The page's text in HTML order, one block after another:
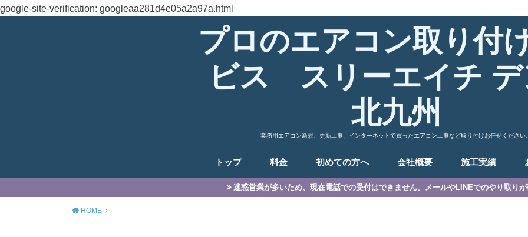
google-site-verification: googleaa281d4e05a2a97a.html
プロのエアコン取り付
ビス スリーエイチ デ
北九州
業務用エアコン新規、更新工事、インターネットで買ったエアコン工事など取り付けお任せください。
トップ 料金 初めての方へ 会社概要 施工実績
迷惑営業が多いため、現在電話での受付はできません。メールやLINEでのやり取りが
HOME